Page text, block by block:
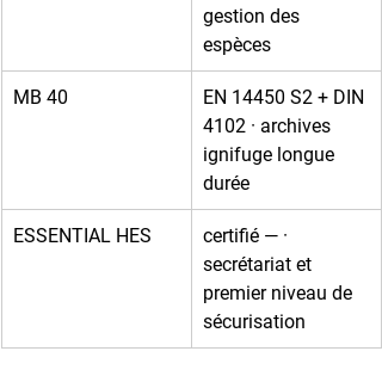
gestion des
espèces
MB 40
EN 14450 S2 + DIN
4102 · archives
ignifuge longue
durée
ESSENTIAL HES
certifié — ·
secrétariat et
premier niveau de
sécurisation